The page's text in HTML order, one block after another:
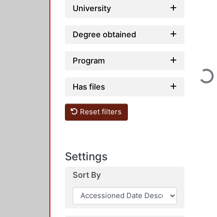
University
Degree obtained
Program
Has files
Reset filters
Settings
Sort By